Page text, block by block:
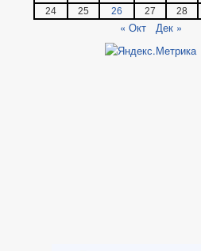
24
25 26 27 28
« Окт Дек »